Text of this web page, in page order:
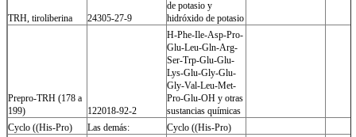
TRH, tiroliberina 24305-27-9
de potasio y
hidróxido de potasio
Prepro-TRH (178 a
199)
122018-92-2
H-Phe-Ile-Asp-Pro-
Glu-Leu-Gln-Arg-
Ser-Trp-Glu-Glu-
Lys-Glu-Gly-Glu-
Gly-Val-Leu-Met-
Pro-Glu-OH y otras
sustancias químicas
Cyclo ((His-Pro)
Las demás: Cyclo ((His-Pro)